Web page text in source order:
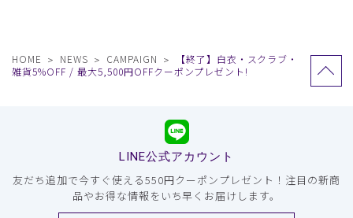
HOME NEWS CAMPAIGN
【終了】白衣・スクラブ・
雑貨5%OFF / 最大5,500円OFFクーポンプレゼント!
LINE公式アカウント
友だち追加で今すぐ使える550円クーポンプレゼント！注目の新商
品やお得な情報をいち早くお届けします。